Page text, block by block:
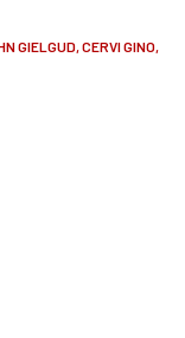
GIELGUD, CERVI GINO,